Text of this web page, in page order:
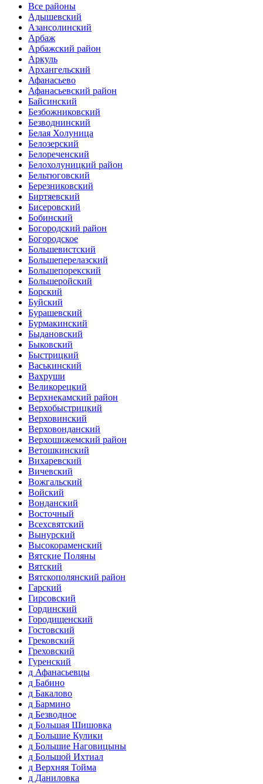
Все районы
Адышевский
Азансолинский
Арбаж
Арбажский район
Аркуль
Архангельский
Афанасьево
Афанасьевский район
Байсинский
Безбожниковский
Безводнинский
Белая Холуница
Белозерский
Белореченский
Белохолуницкий район
Бельтюговский
Березниковский
Биртяевский
Бисеровский
Бобинский
Богородский район
Богородское
Большевистский
Большеперелазский
Большепорекский
Большеройский
Борский
Буйский
Бурашевский
Бурмакинский
Быдановский
Быковский
Быстрицкий
Васькинский
Вахруши
Великорецкий
Верхнекамский район
Верхобыстрицкий
Верховинский
Верховонданский
Верхошижемский район
Ветошкинский
Вихаревский
Вичевский
Вожгальский
Войский
Вонданский
Восточный
Всехсвятский
Вынурский
Высокораменский
Вятские Поляны
Вятский
Вятскополянский район
Гарский
Гирсовский
Гординский
Городищенский
Гостовский
Грековский
Греховский
Гуренский
д Афанасьевцы
д Бабино
д Бакалово
д Бармино
д Безводное
д Большая Шишовка
д Большие Кулики
д Большие Наговицыны
д Большой Ихтиал
д Верхняя Тойма
д Даниловка